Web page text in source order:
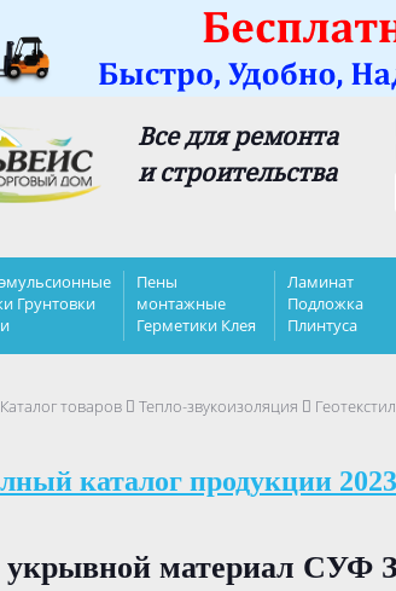
Все для ремонта
и строительства
Грунтовки
Пены
монтажные
Герметики Клея
Ламинат
Подложка
Плинтуса
Каталог товаров Тепло-звукоизоляция
каталог продукции
материал